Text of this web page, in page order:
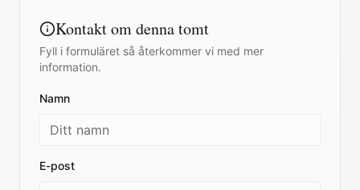
Kontakt om denna tomt
Fyll i formuläret så återkommer vi med mer
information.
Namn
E-post